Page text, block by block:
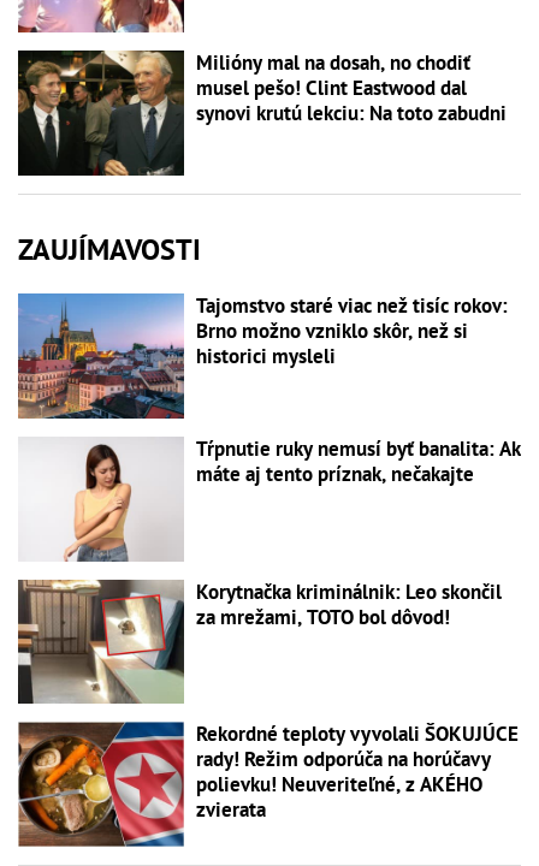
Milióny mal na dosah, no chodiť
musel pešo! Clint Eastwood dal
synovi krutú lekciu: Na toto zabudni
ZAUJÍMAVOSTI
Tajomstvo staré viac než tisíc rokov:
Brno možno vzniklo skôr, než si
historici mysleli
Tŕpnutie ruky nemusí byť banalita: Ak
máte aj tento príznak, nečakajte
Korytnačka kriminálnik: Leo skončil
za mrežami, TOTO bol dôvod!
Rekordné teploty vyvolali ŠOKUJÚCE
rady! Režim odporúča na horúčavy
polievku! Neuveriteľné, z AKÉHO
zvierata